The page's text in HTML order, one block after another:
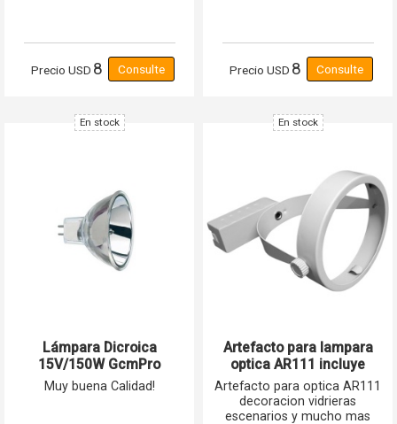
Precio USD 8 Precio USD 8
En stock
Lámpara Dicroica
15V/150W GcmPro
Muy buena Calidad!
En stock
Artefacto para lampara
optica AR111 incluye
transformador 12v 50w
GCM PRO
Artefacto para optica AR111
decoracion vidrieras
escenarios y mucho mas